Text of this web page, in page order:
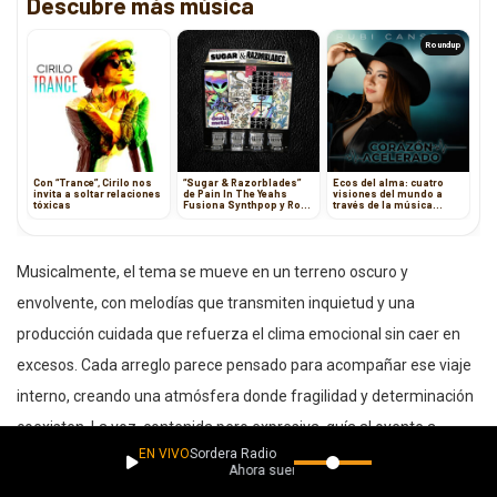
Con “Trance”, Cirilo nos
invita a soltar relaciones
tóxicas
“Sugar & Razorblades”
de Pain In The Yeahs
Fusiona Synthpop y Rock
Roundup
Ecos del alma: cuatro
visiones del mundo a
través de la música
Musicalmente, el tema se mueve en un terreno oscuro y
envolvente, con melodías que transmiten inquietud y una
producción cuidada que refuerza el clima emocional sin caer en
excesos. Cada arreglo parece pensado para acompañar ese viaje
interno, creando una atmósfera donde fragilidad y determinación
coexisten. La voz, contenida pero expresiva, guía al oyente a
través de ese “caminar en la oscuridad” que da título a la canción.
EN VIVOSordera Radio
Ahora suena